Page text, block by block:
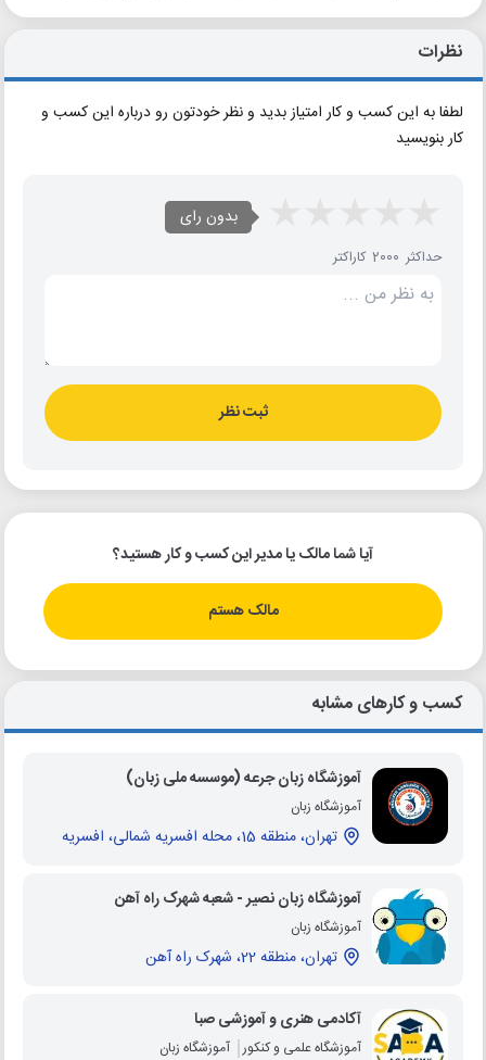
نظرات
لطفا به این کسب و کار امتیاز بدید و نظر خودتون رو درباره این کسب و
کار بنویسید
بدون رای
حداکثر 2000 کاراکتر
ثبت نظر
آیا شما مالک یا مدیر این کسب و کار هستید؟
مالک هستم
کسب و کارهای مشابه
آموزشگاه زبان جرعه (موسسه ملی زبان)
آموزشگاه زبان
تهران، منطقه 15، محله افسریه شمالی، افسریه
آموزشگاه زبان نصیر - شعبه شهرک راه آهن
آموزشگاه زبان
تهران، منطقه 22، شهرک راه آهن
آکادمی هنری و آموزشی صبا
آموزشگاه علمی و کنکور آموزشگاه زبان